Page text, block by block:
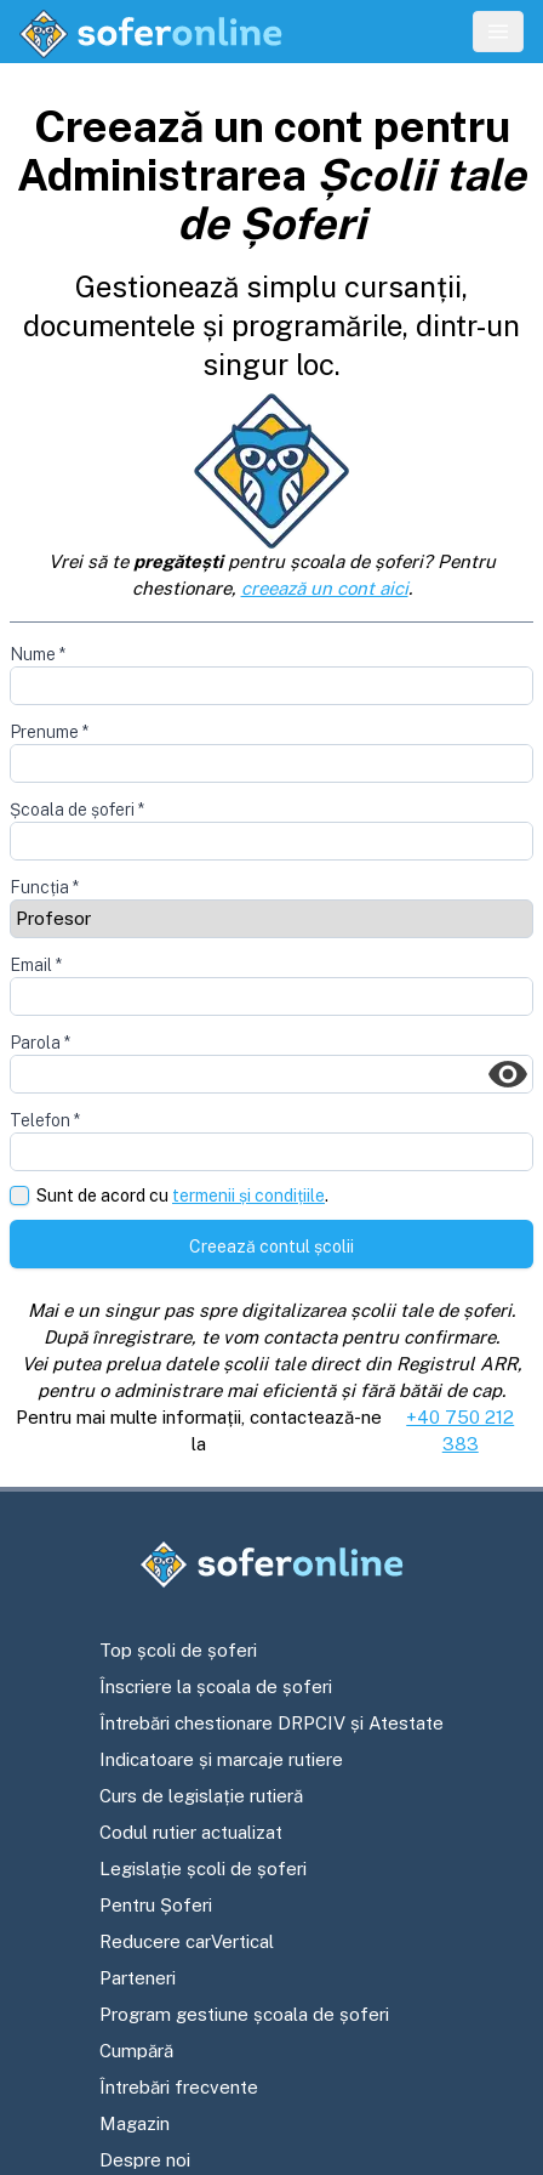
Creează un cont pentru
Administrarea Școlii tale
de Șoferi
Gestionează simplu cursanții,
documentele și programările, dintr-un
singur loc.
Vrei să te pregăteștipentru școala de șoferi? Pentru
chestionare, creează un cont aici.
Nume *
Prenume *
Școala de șoferi *
Funcția *
Email *
Parola *
Telefon *
Sunt de acord cu termenii și condițiile.
Creează contul școlii
Mai e un singur pas spre digitalizarea școlii tale de șoferi.
După înregistrare, te vom contacta pentru confirmare.
Vei putea prelua datele școlii tale direct din Registrul ARR,
pentru o administrare mai eficientă și fără bătăi de cap.
Pentru mai multe informații, contactează-ne
la
+40 750 212
383
Top școli de șoferi
Înscriere la școala de șoferi
Întrebări chestionare DRPCIV și Atestate
Indicatoare și marcaje rutiere
Curs de legislație rutieră
Codul rutier actualizat
Legislație școli de șoferi
Pentru Șoferi
Reducere carVertical
Parteneri
Program gestiune școala de șoferi
Cumpără
Întrebări frecvente
Magazin
Despre noi